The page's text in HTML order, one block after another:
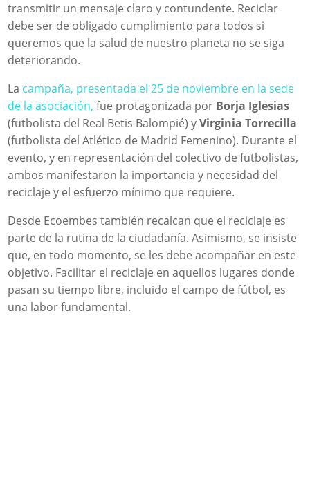
transmitir un mensaje claro y contundente. Reciclar
debe ser de obligado cumplimiento para todos si
queremos que la salud de nuestro planeta no se siga
deteriorando.
La campaña, presentada el 25 de noviembre en la sede
de la asociación, fue protagonizada por Borja Iglesias
(futbolista del Real Betis Balompié) yVirginia Torrecilla
(futbolista del Atlético de Madrid Femenino). Durante el
evento, y en representación del colectivo de futbolistas,
ambos manifestaron la importancia y necesidad del
reciclaje y el esfuerzo mínimo que requiere.
Desde Ecoembes también recalcan que el reciclaje es
parte de la rutina de la ciudadanía. Asimismo, se insiste
que, en todo momento, se les debe acompañar en este
objetivo. Facilitar el reciclaje en aquellos lugares donde
pasan su tiempo libre, incluido el campo de fútbol, es
una labor fundamental.